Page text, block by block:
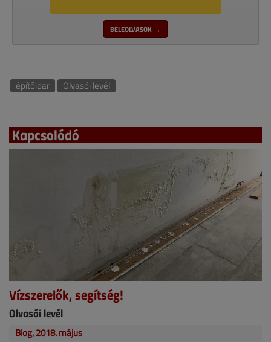
BELEOLVASOK →
építőipar Olvasói levél
Kapcsolódó
Vízszerelők, segítség!
Olvasói levél
Blog, 2018. május